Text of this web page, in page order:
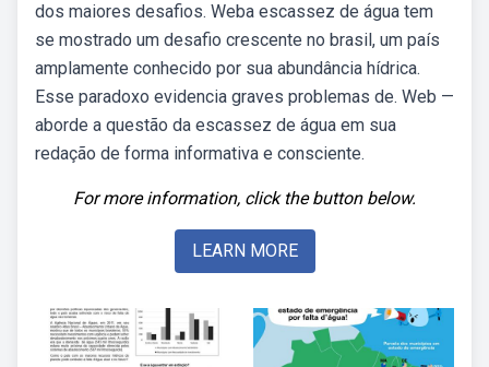
dos maiores desafios. Weba escassez de água tem
se mostrado um desafio crescente no brasil, um país
amplamente conhecido por sua abundância hídrica.
Esse paradoxo evidencia graves problemas de. Web —
aborde a questão da escassez de água em sua
redação de forma informativa e consciente.
For more information, click the button below.
LEARN MORE